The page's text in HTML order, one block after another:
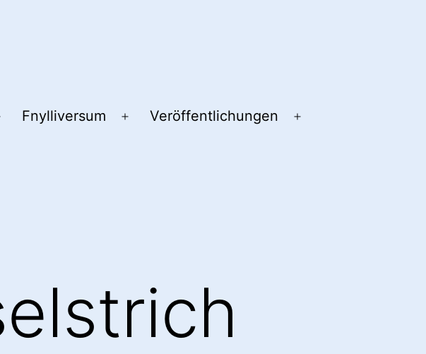
Menü
Fnylliversum
Menü
Veröffentlichungen